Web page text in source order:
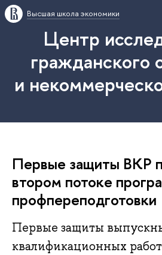
Высшая школа экономики
Центр
гражданского
и
Первые защиты ВКР
втором потоке
профпереподготовки
Первые защиты
квалификационных